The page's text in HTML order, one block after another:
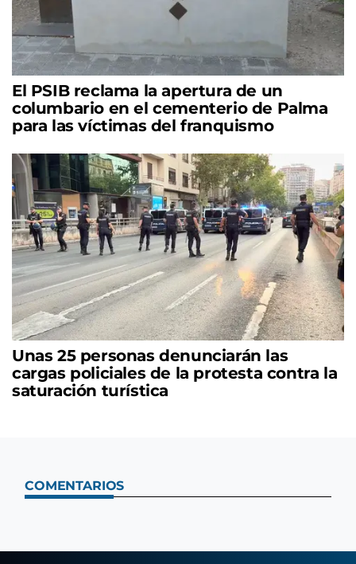
El PSIB reclama la apertura de un
columbario en el cementerio de Palma
para las víctimas del franquismo
Unas 25 personas denunciarán las
cargas policiales de la protesta contra la
saturación turística
COMENTARIOS